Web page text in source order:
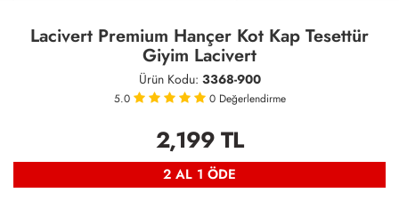
Lacivert Premium Hançer Kot Kap Tesettür
Giyim Lacivert
Ürün Kodu: 3368-900
5.0 0 Değerlendirme
2,199TL
2 AL 1 ÖDE